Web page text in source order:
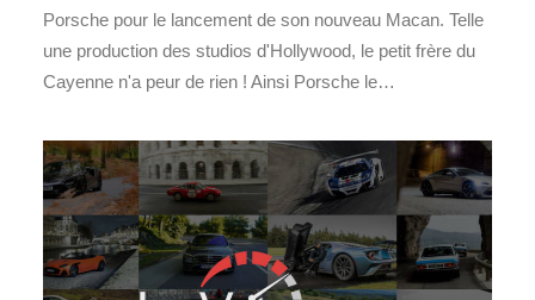
Porsche pour le lancement de son nouveau Macan. Telle
une production des studios d'Hollywood, le petit frère du
Cayenne n'a peur de rien ! Ainsi Porsche le…